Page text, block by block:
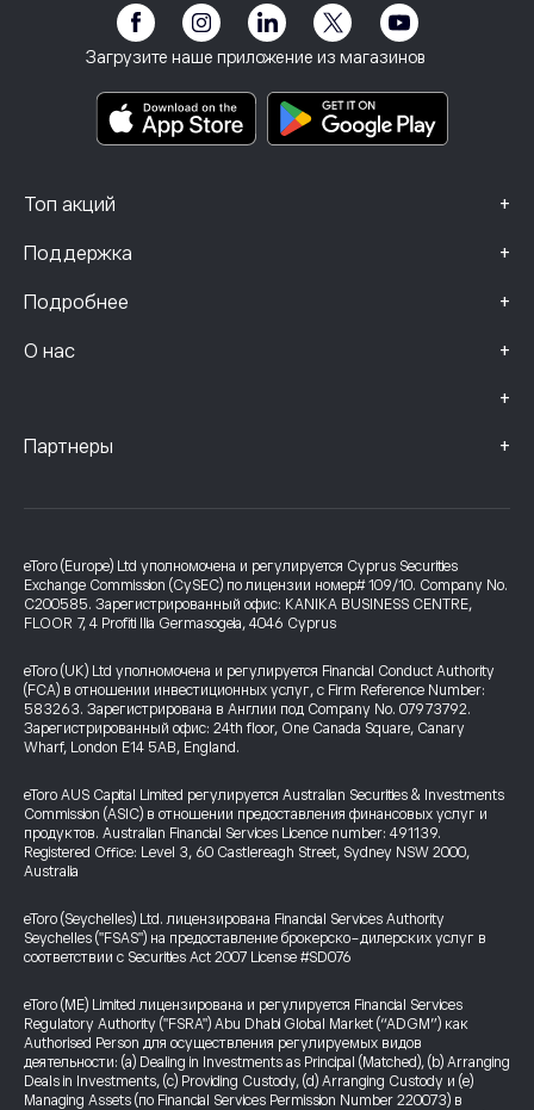
Загрузите наше приложение из магазинов
Топ акций +
Поддержка +
Подробнее +
О нас +
+
Положения и условия
Основные информационные документы
Данные о жалобах (клиенты FCA)
Партнеры +
Инвестиционное страхование
eToro (Europe) Ltd уполномочена и регулируется Cyprus Securities
Exchange Commission (CySEC) по лицензии номер# 109/10. Company No.
C200585. Зарегистрированный офис: KANIKA BUSINESS CENTRE,
FLOOR 7, 4 Profiti Ilia Germasogeia, 4046 Cyprus
eToro (UK) Ltd уполномочена и регулируется Financial Conduct Authority
(FCA) в отношении инвестиционных услуг, с Firm Reference Number:
583263. Зарегистрирована в Англии под Company No. 07973792.
Зарегистрированный офис: 24th floor, One Canada Square, Canary
Wharf, London E14 5AB, England.
eToro AUS Capital Limited регулируется Australian Securities & Investments
Commission (ASIC) в отношении предоставления финансовых услуг и
продуктов. Australian Financial Services Licence number: 491139.
Registered Office: Level 3, 60 Castlereagh Street, Sydney NSW 2000,
Australia
eToro (Seychelles) Ltd. лицензирована Financial Services Authority
Seychelles ("FSAS") на предоставление брокерско-дилерских услуг в
соответствии с Securities Act 2007 License #SD076
eToro (ME) Limited лицензирована и регулируется Financial Services
Regulatory Authority ("FSRA") Abu Dhabi Global Market (“ADGM”) как
Authorised Person для осуществления регулируемых видов
деятельности: (a) Dealing in Investments as Principal (Matched), (b) Arranging
Deals in Investments, (c) Providing Custody, (d) Arranging Custody и (e)
Managing Assets (по Financial Services Permission Number 220073) в